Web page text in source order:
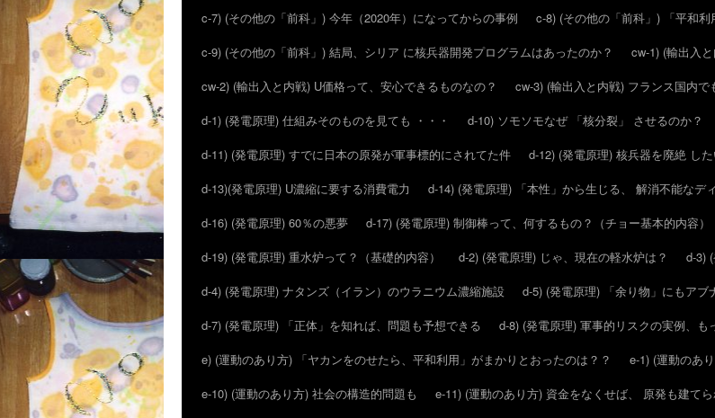
c-7) (その他の「前科」) 今年（2020年）になってからの事例
c-8) (その他の「前科」) 「平和
c-9) (その他の「前科」) 結局、シリア に核兵器開発プログラムはあったのか？
cw-1) (輸出入
cw-2) (輸出入と内戦) U価格って、安心できるものなの？
cw-3) (輸出入と内戦) フランス国内で
d-1) (発電原理) 仕組みそのものを見ても ・・・
d-10) ソモソモなぜ 「核分裂」 させるのか？
d-11) (発電原理) すでに日本の原発が軍事標的にされてた件
d-12) (発電原理) 核兵器を廃絶 し
d-13)(発電原理) U濃縮に要する消費電力
d-14) (発電原理) 「本性」から生じる、 解消不能なデ
d-16) (発電原理) 60％の悪夢
d-17) (発電原理) 制御棒って、何するもの？（チョー基本的内容）
d-19) (発電原理) 重水炉って？（基礎的内容）
d-2) (発電原理) じゃ、現在の軽水炉は？
d-3)
d-4) (発電原理) ナタンズ（イラン）のウラニウム濃縮施設
d-5) (発電原理) 「余り物」にもアブ
d-7) (発電原理) 「正体」を知れば、問題も予想できる
d-8) (発電原理) 軍事的リスクの実例、も
e) (運動のあり方) 「ヤカンをのせたら、平和利用」がまかりとおったのは？？
e-1) (運動のあ
e-10) (運動のあり方) 社会の構造的問題も
e-11) (運動のあり方) 資金をなくせば、 原発も建て